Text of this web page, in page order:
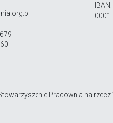
0001
Pracownia na